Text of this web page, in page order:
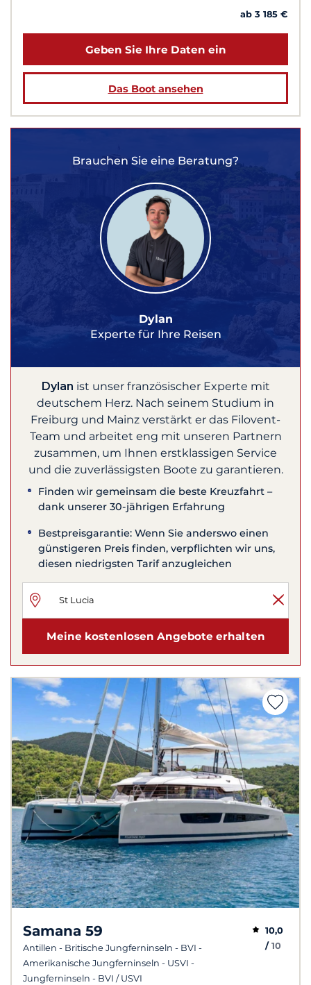
ab 3 185 €
Geben Sie Ihre Daten ein
Das Boot ansehen
Brauchen Sie eine Beratung?
Dylan
Experte für Ihre Reisen
Dylan ist unser französischer Experte mit
deutschem Herz. Nach seinem Studium in
Freiburg und Mainz verstärkt er das Filovent-
Team und arbeitet eng mit unseren Partnern
zusammen, um Ihnen erstklassigen Service
und die zuverlässigsten Boote zu garantieren.
Finden wir gemeinsam die beste Kreuzfahrt –
dank unserer 30-jährigen Erfahrung
Bestpreisgarantie: Wenn Sie anderswo einen
günstigeren Preis finden, verpflichten wir uns,
diesen niedrigsten Tarif anzugleichen
Meine kostenlosen Angebote erhalten
Samana 59
Antillen - Britische Jungferninseln - BVI -
Amerikanische Jungferninseln - USVI -
Jungferninseln - BVI / USVI
10,0
/10